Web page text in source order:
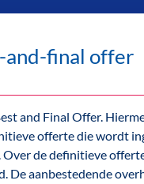
and-final offer
and Final Offer.
offerte die wordt
Over de definitieve
De aanbestedende